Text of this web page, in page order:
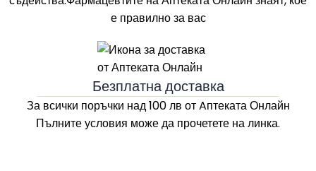
е правилно за вас
Безплатна доставка
За всички поръчки над 100 лв от Aптеката Онлайн
Пълните условия може да прочетете на линка.